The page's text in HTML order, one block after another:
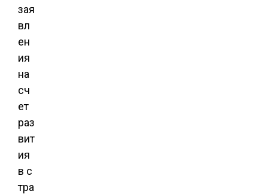
зая
вл
ен
ия
на
сч
ет
раз
вит
ия
в с
тра